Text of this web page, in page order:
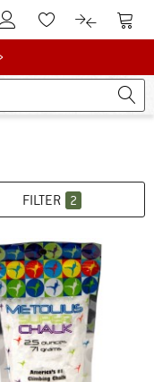
Til kundekontoenTil huskesedlen.
Til Til
FILTER 2